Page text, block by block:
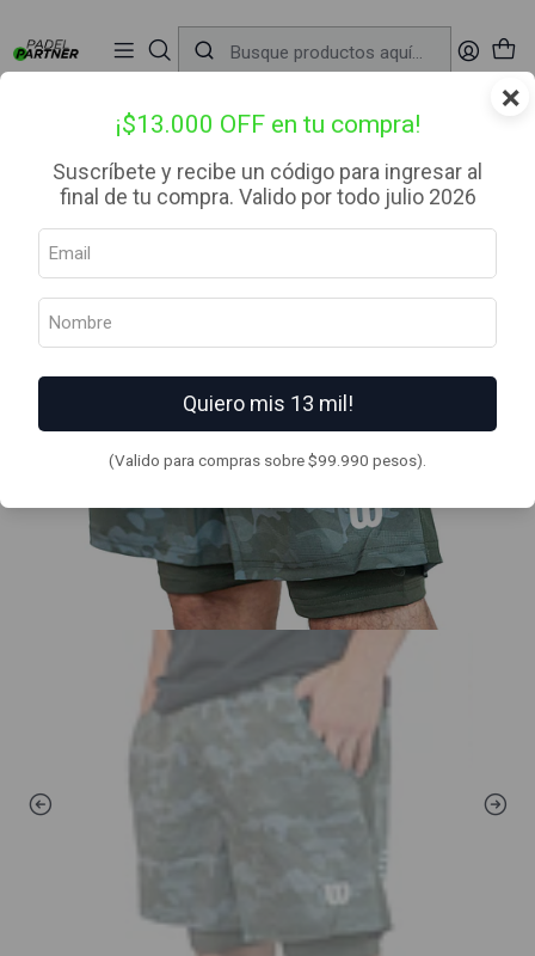
×
¡$13.000 OFF en tu compra!
Suscríbete y recibe un código para ingresar al
final de tu compra. Valido por todo julio 2026
Quiero mis 13 mil!
(Valido para compras sobre $99.990 pesos).
📦 Envío Gratis desde $99.990 — Entrega en RM el mismo día🔥Compra
antes de las 12:00 hrs (día hábil) y recibe hoy mismo.